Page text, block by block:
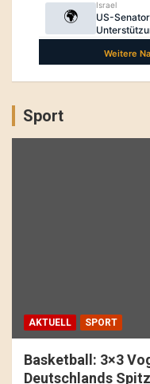
Sport
AKTUELL SPORT
Basketball: 3×3
Deutschlands